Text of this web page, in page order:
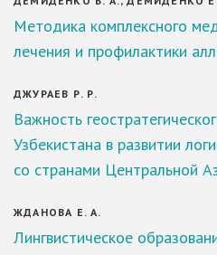
Методика комплексного
лечения и профилактики
ДЖУРАЕВ Р. Р.
Важность
Узбекистана в развитии
со странами Центральной
ЖДАНОВА Е. А.
Лингвистическое